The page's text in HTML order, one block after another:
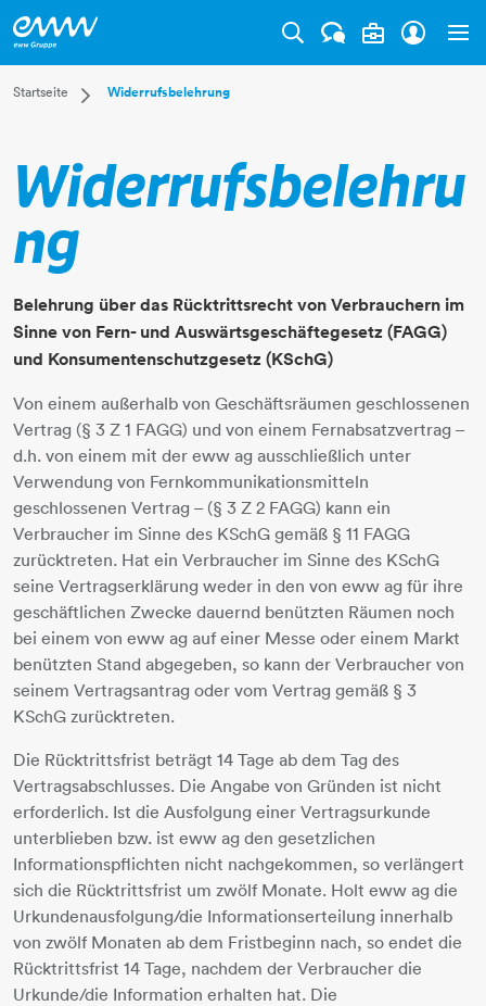
Startseite
Dropdown Startseite
Mehr
Widerrufsbelehrung
Widerrufsbelehru
ng
Belehrung über das Rücktrittsrecht von Verbrauchern im
Sinne von Fern- und Auswärtsgeschäftegesetz (FAGG)
und Konsumentenschutzgesetz (KSchG)
Von einem außerhalb von Geschäftsräumen geschlossenen
Vertrag (§ 3 Z 1 FAGG) und von einem Fernabsatzvertrag –
d.h. von einem mit der eww ag ausschließlich unter
Verwendung von Fernkommunikationsmitteln
geschlossenen Vertrag – (§ 3 Z 2 FAGG) kann ein
Verbraucher im Sinne des KSchG gemäß § 11 FAGG
zurücktreten. Hat ein Verbraucher im Sinne des KSchG
seine Vertragserklärung weder in den von eww ag für ihre
geschäftlichen Zwecke dauernd benützten Räumen noch
bei einem von eww ag auf einer Messe oder einem Markt
benützten Stand abgegeben, so kann der Verbraucher von
seinem Vertragsantrag oder vom Vertrag gemäß § 3
KSchG zurücktreten.
Die Rücktrittsfrist beträgt 14 Tage ab dem Tag des
Vertragsabschlusses. Die Angabe von Gründen ist nicht
erforderlich. Ist die Ausfolgung einer Vertragsurkunde
unterblieben bzw. ist eww ag den gesetzlichen
Informationspflichten nicht nachgekommen, so verlängert
sich die Rücktrittsfrist um zwölf Monate. Holt eww ag die
Urkundenausfolgung/die Informationserteilung innerhalb
von zwölf Monaten ab dem Fristbeginn nach, so endet die
Rücktrittsfrist 14 Tage, nachdem der Verbraucher die
Urkunde/die Information erhalten hat. Die